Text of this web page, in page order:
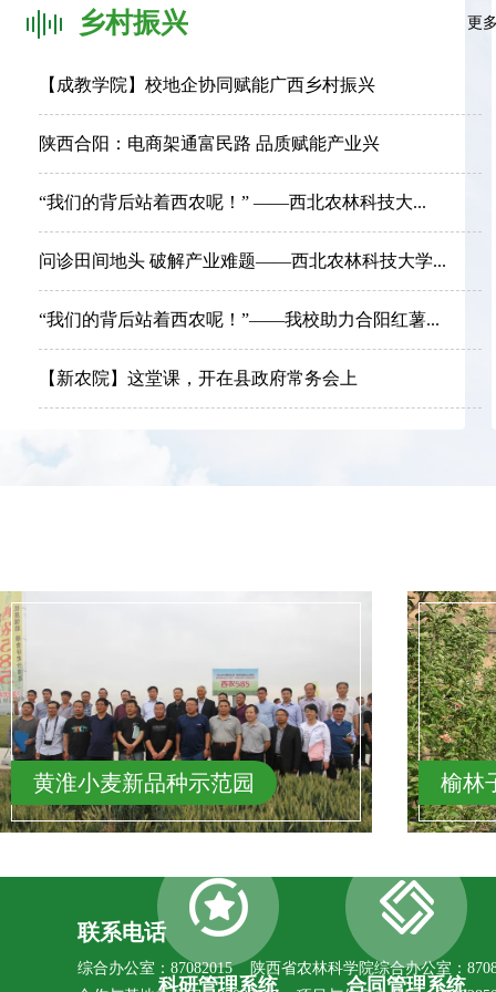
科研管理系统 合同管理系统
更
乡村振兴
【成教学院】校地企协同赋能广西乡村振兴
陕西合阳：电商架通富民路 品质赋能产业兴
“我们的背后站着西农呢！” ——西北农林科技大...
问诊田间地头 破解产业难题——西北农林科技大学...
“我们的背后站着西农呢！”——我校助力合阳红薯...
【新农院】这堂课，开在县政府常务会上
榆林子洲山地苹果试验示范站 西乡
联系电话
综合办公室：87082015 陕西省农林科学院综合办公室：